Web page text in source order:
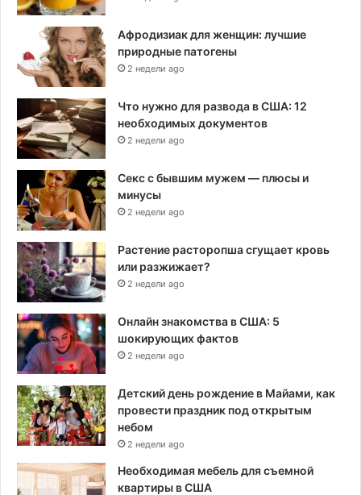
Афродизиак для женщин: лучшие
природные патогены
2 недели ago
Что нужно для развода в США: 12
необходимых документов
2 недели ago
Секс с бывшим мужем — плюсы и
минусы
2 недели ago
Растение расторопша сгущает кровь
или разжижает?
2 недели ago
Онлайн знакомства в США: 5
шокирующих фактов
2 недели ago
Детский день рождение в Майами, как
провести праздник под открытым
небом
2 недели ago
Необходимая мебель для съемной
квартиры в США